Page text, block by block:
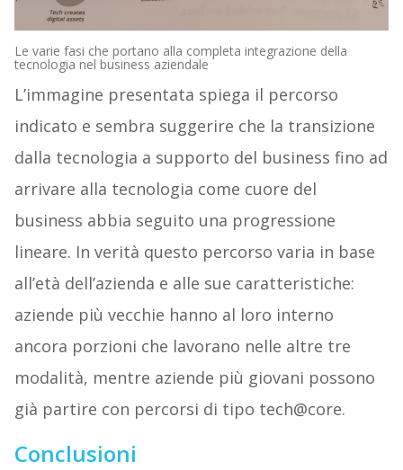
Le varie fasi che portano alla completa integrazione della
tecnologia nel business aziendale
L’immagine presentata spiega il percorso
indicato e sembra suggerire che la transizione
dalla tecnologia a supporto del business fino ad
arrivare alla tecnologia come cuore del
business abbia seguito una progressione
lineare. In verità questo percorso varia in base
all’età dell’azienda e alle sue caratteristiche:
aziende più vecchie hanno al loro interno
ancora porzioni che lavorano nelle altre tre
modalità, mentre aziende più giovani possono
già partire con percorsi di tipo tech@core.
Conclusioni